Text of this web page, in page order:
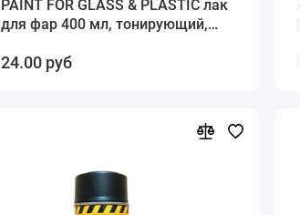
PAINT FOR GLASS & PLASTIC лак
для фар 400 мл, тонирующий,
24.00 руб